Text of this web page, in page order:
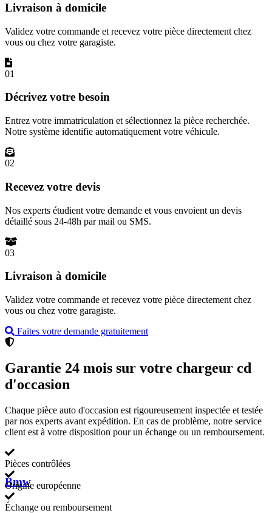
Bmw
Livraison à domicile
Validez votre commande et recevez votre pièce directement chez
vous ou chez votre garagiste.
01
Décrivez votre besoin
Entrez votre immatriculation et sélectionnez la pièce recherchée.
Notre système identifie automatiquement votre véhicule.
02
Recevez votre devis
Nos experts étudient votre demande et vous envoient un devis
détaillé sous 24-48h par mail ou SMS.
03
Livraison à domicile
Validez votre commande et recevez votre pièce directement chez
vous ou chez votre garagiste.
Faites votre demande gratuitement
Garantie 24 mois sur votre chargeur cd
d'occasion
Chaque pièce auto d'occasion est rigoureusement inspectée et testée
par nos experts avant expédition. En cas de problème, notre service
client est à votre disposition pour un échange ou un remboursement.
Pièces contrôlées
Origine européenne
Échange ou remboursement